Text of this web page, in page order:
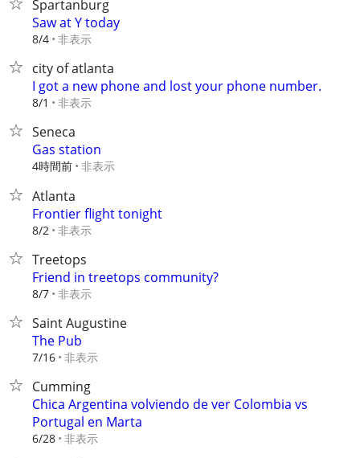
Spartanburg
Saw at Y today
8/4 非表示
city of atlanta
I got a new phone and lost your phone number.
8/1 非表示
Seneca
Gas station
4時間前 非表示
Atlanta
Frontier flight tonight
8/2 非表示
Treetops
Friend in treetops community?
8/7 非表示
Saint Augustine
The Pub
7/16 非表示
Cumming
Chica Argentina volviendo de ver Colombia vs
Portugal en Marta
6/28 非表示